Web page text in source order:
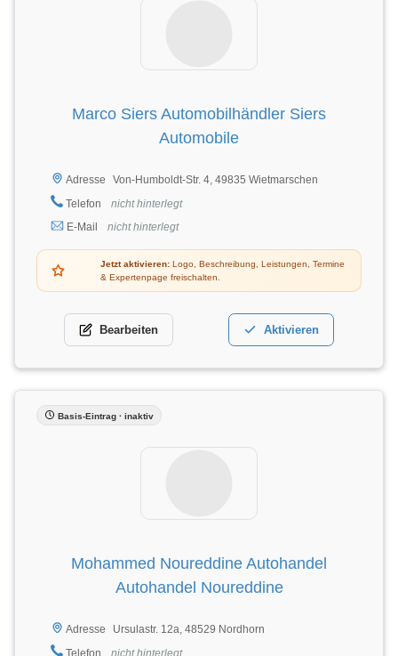
Marco Siers Automobilhändler Siers
Automobile
Adresse
Von-Humboldt-Str. 4, 49835 Wietmarschen
Telefon
nicht hinterlegt
E-Mail
nicht hinterlegt
Jetzt aktivieren: Logo, Beschreibung, Leistungen, Termine
& Expertenpage freischalten.
Bearbeiten Aktivieren
Basis-Eintrag · inaktiv
Mohammed Noureddine Autohandel
Autohandel Noureddine
Adresse
Ursulastr. 12a, 48529 Nordhorn
Telefon
nicht hinterlegt